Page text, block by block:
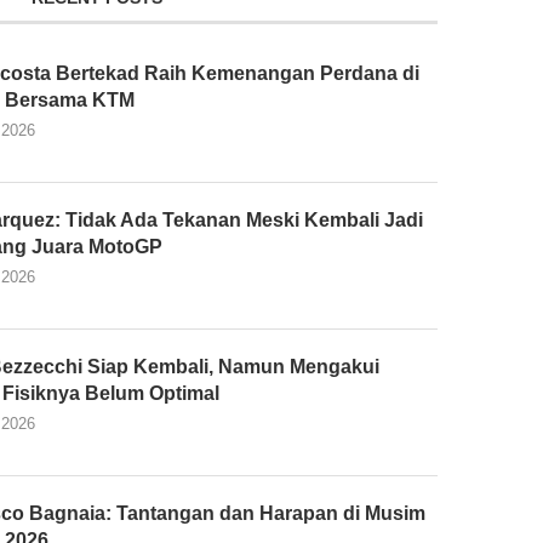
Bertekad Raih Kemenangan Perdana di
Bersama KTM
Tidak Ada Tekanan Meski Kembali Jadi
Juara MotoGP
Siap Kembali, Namun Mengakui
Belum Optimal
Bagnaia: Tantangan dan Harapan di Musim